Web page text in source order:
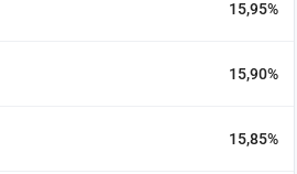
15,95%
15,90%
15,85%